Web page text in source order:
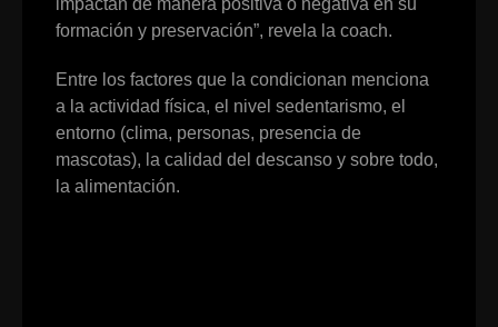
formación y preservación”, revela la coach.
Entre los factores que la condicionan menciona
a la actividad física, el nivel sedentarismo, el
entorno (clima, personas, presencia de
mascotas), la calidad del descanso y sobre todo,
la alimentación.